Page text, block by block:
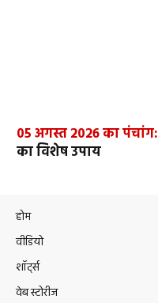
05 अगस्त 2026 का पंचांग:
का विशेष उपाय
होम
वीडियो
शॉर्ट्स
वेब स्टोरीज